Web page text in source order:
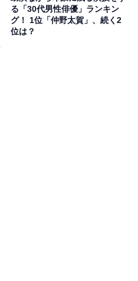
らに、『義母と娘のブルー
も』（ともにTBS系）な
ない印象だが、時々見せる
る「30代男性俳優」ランキン
グ！ 1位「仲野太賀」、続く2
位は？